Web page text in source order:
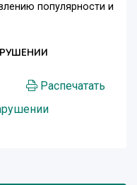
популярности и
Распечатать